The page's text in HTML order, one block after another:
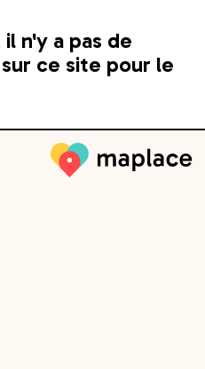
n'y a pas de
ce site pour le